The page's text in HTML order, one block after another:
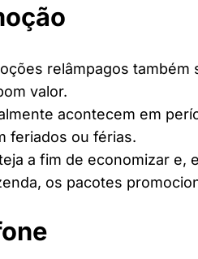
relâmpagos também
valor.
acontecem em
feriados ou férias.
a fim de economizar e,
os pacotes